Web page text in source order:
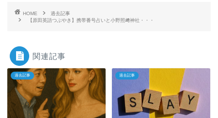
HOME
過去記事
【原田英語つぶやき】携帯番号占いと小野照﨑神社・・・
関連記事
過去記事 過去記事